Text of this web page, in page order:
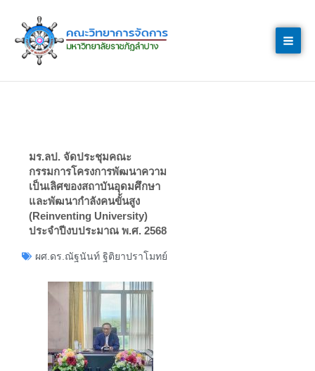
content
มร.ลป. จัดประชุมคณะ
กรรมการโครงการพัฒนาความ
เป็นเลิศของสถาบันอุดมศึกษา
และพัฒนากำลังคนขั้นสูง
(Reinventing University)
ประจำปีงบประมาณ พ.ศ. 2568
ผศ.ดร.ณัฐนันท์ ฐิติยาปราโมทย์